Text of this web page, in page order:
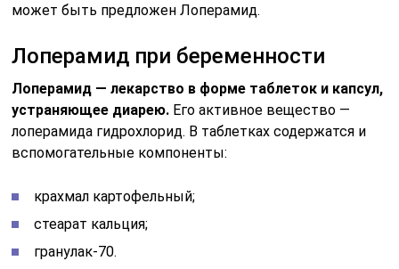
может быть предложен Лоперамид.
Лоперамид при беременности
Лоперамид — лекарство в форме таблеток и капсул,
устраняющее диарею. Его активное вещество —
лоперамида гидрохлорид. В таблетках содержатся и
вспомогательные компоненты:
крахмал картофельный;
стеарат кальция;
гранулак-70.